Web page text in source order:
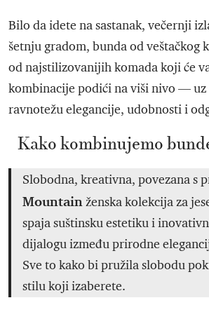
Bilo da idete na sastanak, večernji
šetnju gradom, bunda od veštačkog
od najstilizovanijih komada koji će
kombinacije podići na viši nivo — uz
ravnotežu elegancije, udobnosti i
Kako kombinujemo
Slobodna, kreativna, povezana s
Mountainženska kolekcija za
spaja suštinsku estetiku i
dijalogu između prirodne
Sve to kako bi pružila slobodu
stilu koji izaberete.